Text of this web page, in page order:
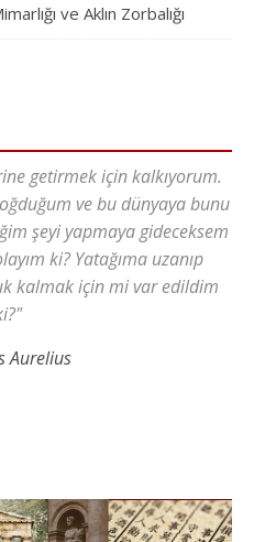
ve Aklın Zorbalığı
getirmek için kalkıyorum.
ve bu dünyaya bunu
şeyi yapmaya gideceksem
ki? Yatağıma uzanıp
kalmak için mi var edildim
Aurelius